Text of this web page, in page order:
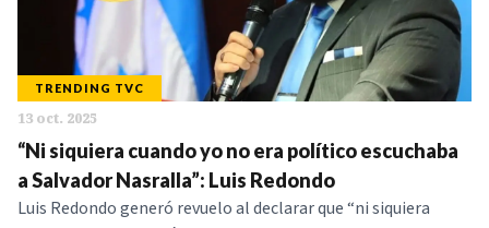
TRENDING TVC
13 oct. 2025
“Ni siquiera cuando yo no era político escuchaba
a Salvador Nasralla”: Luis Redondo
Luis Redondo generó revuelo al declarar que “ni siquiera